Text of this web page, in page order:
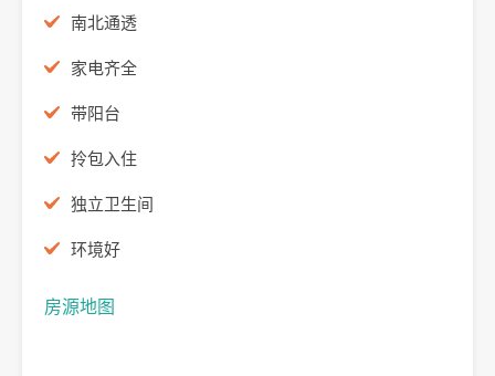
南北通透
家电齐全
带阳台
拎包入住
独立卫生间
环境好
房源地图